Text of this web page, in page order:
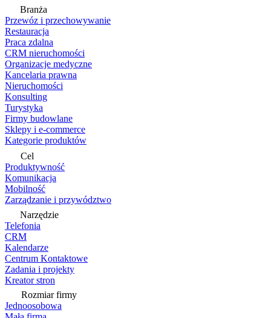
Branża
Przewóz i przechowywanie
Restauracja
Praca zdalna
CRM nieruchomości
Organizacje medyczne
Kancelaria prawna
Nieruchomości
Konsulting
Turystyka
Firmy budowlane
Sklepy i e-commerce
Kategorie produktów
Cel
Produktywność
Komunikacja
Mobilność
Zarządzanie i przywództwo
Narzędzie
Telefonia
CRM
Kalendarze
Centrum Kontaktowe
Zadania i projekty
Kreator stron
Rozmiar firmy
Jednoosobowa